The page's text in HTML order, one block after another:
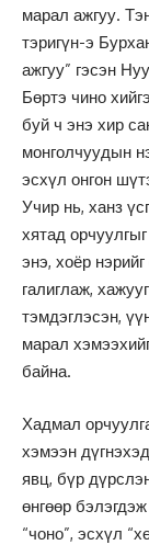
марал ажгуу.
тэригүн-э
ажгуу” гэсэн
Бөртэ чино
буй ч энэ хир
монголчуудын
эсхүл онгон
Учир нь, ханз
хятад
энэ, хоёр
галиглаж,
тэмдэглэсэн,
марал
байна.
Хадмал
хэмээн
явц, бүр
өнгөөр
“чоно”, эсхүл